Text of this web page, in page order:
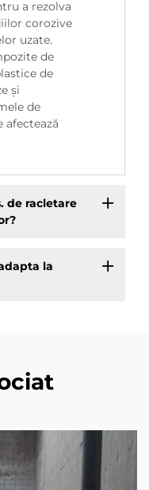
a rezolva
corozive
uzate.
de
de
și
de
afectează
de racletare
la